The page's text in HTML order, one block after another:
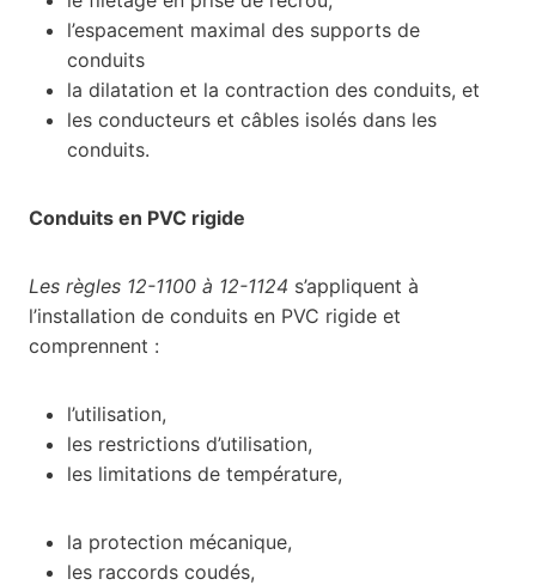
l’espacement maximal des supports de
conduits
la dilatation et la contraction des conduits, et
les conducteurs et câbles isolés dans les
conduits.
Conduits en PVC rigide
Les règles 12-1100 à 12-1124 s’appliquent à
l’installation de conduits en PVC rigide et
comprennent :
l’utilisation,
les restrictions d’utilisation,
les limitations de température,
la protection mécanique,
les raccords coudés,